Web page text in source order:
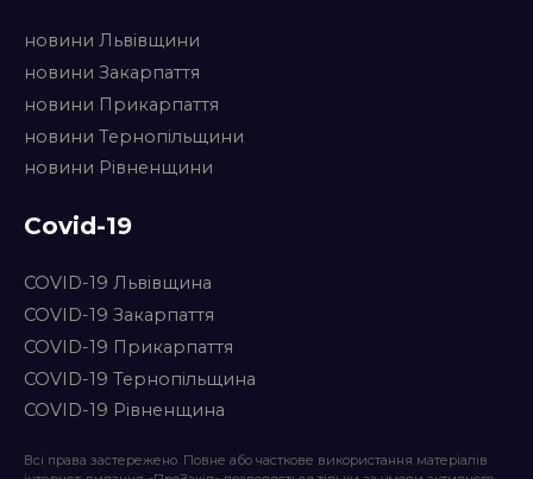
новини Львівщини
новини Закарпаття
новини Прикарпаття
новини Тернопільщини
новини Рівненщини
Covid-19
COVID-19 Львівщина
COVID-19 Закарпаття
COVID-19 Прикарпаття
COVID-19 Тернопільщина
COVID-19 Рівненщина
Всі права застережено. Повне або часткове використання матеріалів